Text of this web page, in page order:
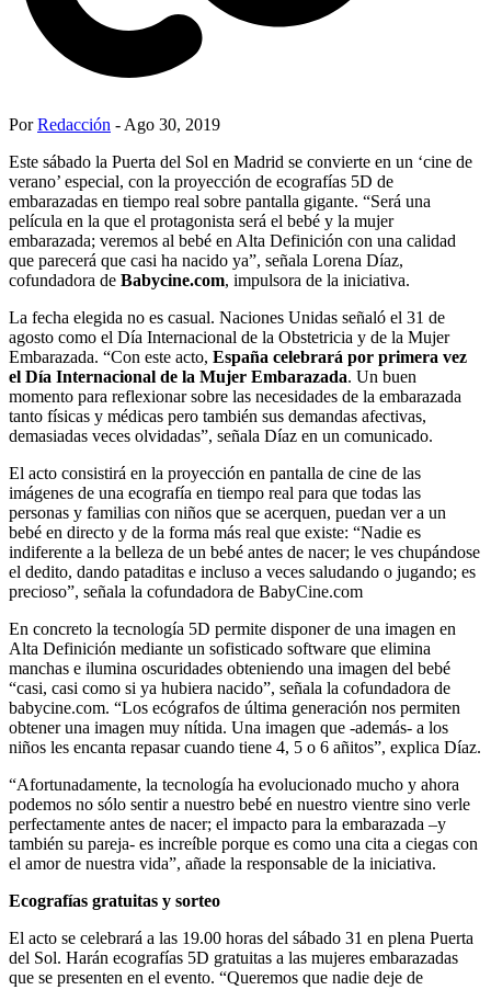
PorRedacción - Ago 30, 2019
Este sábado la Puerta del Sol en Madrid se convierte en un ‘cine de
verano’ especial, con la proyección de ecografías 5D de
embarazadas en tiempo real sobre pantalla gigante. “Será una
película en la que el protagonista será el bebé y la mujer
embarazada; veremos al bebé en Alta Definición con una calidad
que parecerá que casi ha nacido ya”, señala Lorena Díaz,
cofundadora de Babycine.com, impulsora de la iniciativa.
La fecha elegida no es casual. Naciones Unidas señaló el 31 de
agosto como el Día Internacional de la Obstetricia y de la Mujer
Embarazada. “Con este acto, España celebrará por primera vez
el Día Internacional de la Mujer Embarazada. Un buen
momento para reflexionar sobre las necesidades de la embarazada
tanto físicas y médicas pero también sus demandas afectivas,
demasiadas veces olvidadas”, señala Díaz en un comunicado.
El acto consistirá en la proyección en pantalla de cine de las
imágenes de una ecografía en tiempo real para que todas las
personas y familias con niños que se acerquen, puedan ver a un
bebé en directo y de la forma más real que existe: “Nadie es
indiferente a la belleza de un bebé antes de nacer; le ves chupándose
el dedito, dando pataditas e incluso a veces saludando o jugando; es
precioso”, señala la cofundadora de BabyCine.com
En concreto la tecnología 5D permite disponer de una imagen en
Alta Definición mediante un sofisticado software que elimina
manchas e ilumina oscuridades obteniendo una imagen del bebé
“casi, casi como si ya hubiera nacido”, señala la cofundadora de
babycine.com. “Los ecógrafos de última generación nos permiten
obtener una imagen muy nítida. Una imagen que -además- a los
niños les encanta repasar cuando tiene 4, 5 o 6 añitos”, explica Díaz.
“Afortunadamente, la tecnología ha evolucionado mucho y ahora
podemos no sólo sentir a nuestro bebé en nuestro vientre sino verle
perfectamente antes de nacer; el impacto para la embarazada –y
también su pareja- es increíble porque es como una cita a ciegas con
el amor de nuestra vida”, añade la responsable de la iniciativa.
Ecografías gratuitas y sorteo
El acto se celebrará a las 19.00 horas del sábado 31 en plena Puerta
del Sol. Harán ecografías 5D gratuitas a las mujeres embarazadas
que se presenten en el evento. “Queremos que nadie deje de